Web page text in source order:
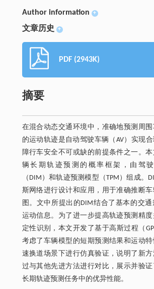
Author information +
文章历史 +
PDF (2943K)
摘要
在混合动态交通环境中，准确地预测周
的运动轨迹是自动驾驶车辆（AV）实现
障行车安全不可或缺的前提条件之一。
辆长期轨迹预测的概率框架，由驾
（DIM）和轨迹预测模型（TPM）组成。
斯网络进行设计和应用，用于准确推断
图。文中所提出的DIM结合了基本的交
运动信息。为了进一步提高轨迹预测精
定性识别，本文开发了基于高斯过程（
考虑了车辆模型的短期预测结果和运动
速换道场景下进行仿真验证，说明了新
过与其他先进方法进行对比，展示并验
长期轨迹预测任务中的优异性能。